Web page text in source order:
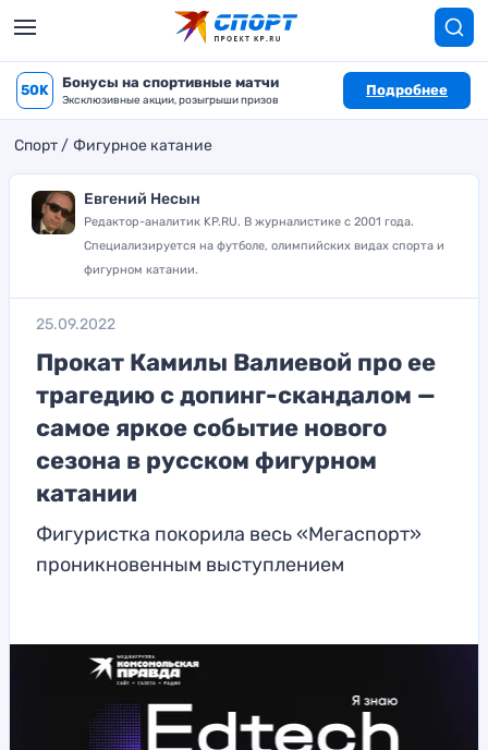
50K Бонусы на спортивные матчи
Эксклюзивные акции, розыгрыши призов
Подробнее
Спорт Фигурное катание
Евгений Несын
Редактор-аналитик KP.RU. В журналистике с 2001 года.
Специализируется на футболе, олимпийских видах спорта и
фигурном катании.
25.09.2022
Прокат Камилы Валиевой про ее
трагедию с допинг-скандалом —
самое яркое событие нового
сезона в русском фигурном
катании
Фигуристка покорила весь «Мегаспорт»
проникновенным выступлением